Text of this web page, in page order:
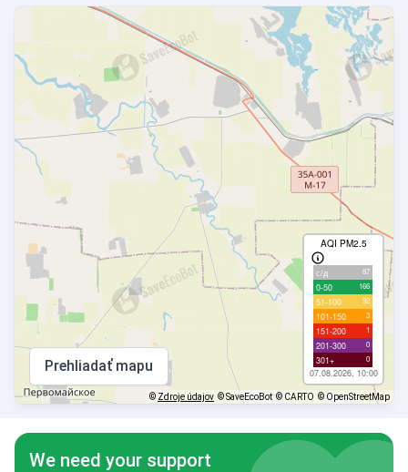
AQI PM2.5
с/д 87
0-50 166
51-100 92
101-150 3
151-200 1
201-300 0
301+ 0
07.08.2026, 10:00
Prehliadať mapu
© Zdroje údajov © SaveEcoBot © CARTO © OpenStreetMap
We need your support